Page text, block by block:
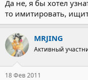
Да не, я бы хотел
то имитировать,
MRJING
Активный
18 Фев 2011